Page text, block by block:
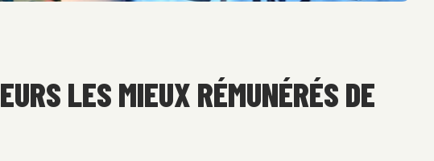
LES MIEUX RÉMUNÉRÉS DE